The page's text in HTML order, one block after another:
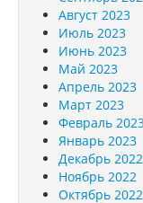
Август 2023
Июль 2023
Июнь 2023
Май 2023
Апрель 2023
Март 2023
Февраль
Январь 2023
Декабрь 2022
Ноябрь 2022
Октябрь 2022